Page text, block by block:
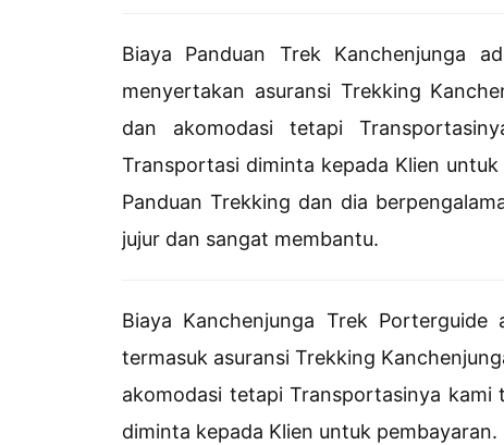
Biaya Panduan Trek Kanchenjunga
menyertakan asuransi Trekking
dan akomodasi tetapi
Transportasi diminta kepada Klien
Panduan Trekking dan dia
jujur dan sangat membantu.
Biaya Kanchenjunga Trek Porterguide
termasuk asuransi Trekking
akomodasi tetapi Transportasinya
diminta kepada Klien untuk pembayaran.